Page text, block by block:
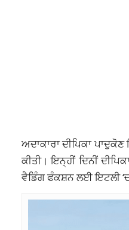
ਅਦਾਕਾਰਾ ਦੀਪਿਕਾ
ਕੀਤੀ। ਇਨ੍ਹੀਂ ਦਿਨੀਂ
ਵੈਡਿੰਗ ਫੰਕਸ਼ਨ ਲਈ ਇਟਲੀ